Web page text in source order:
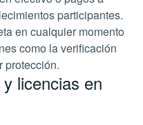
participantes.
en cualquier momento
como la verificación
protección.
licencias en